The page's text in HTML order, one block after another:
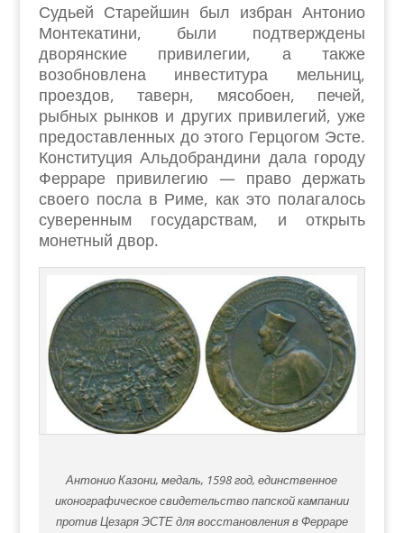
Судьей Старейшин был избран Антонио
Монтекатини, были подтверждены
дворянские привилегии, а также
возобновлена инвеститура мельниц,
проездов, таверн, мясобоен, печей,
рыбных рынков и других привилегий, уже
предоставленных до этого Герцогом Эсте.
Конституция Альдобрандини дала городу
Ферраре привилегию — право держать
своего посла в Риме, как это полагалось
суверенным государствам, и открыть
монетный двор.
Антонио Казони, медаль, 1598 год, единственное
иконографическое свидетельство папской кампании
против Цезаря ЭСТЕ для восстановления в Ферраре